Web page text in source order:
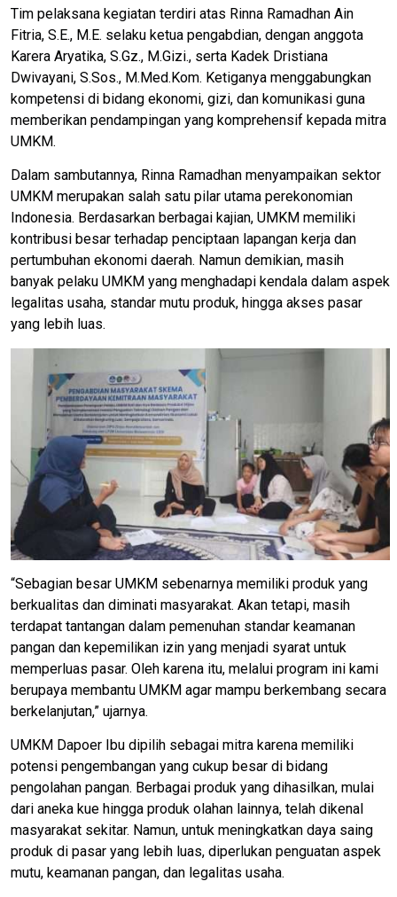
Tim pelaksana kegiatan terdiri atas Rinna Ramadhan Ain
Fitria, S.E., M.E. selaku ketua pengabdian, dengan anggota
Karera Aryatika, S.Gz., M.Gizi., serta Kadek Dristiana
Dwivayani, S.Sos., M.Med.Kom. Ketiganya menggabungkan
kompetensi di bidang ekonomi, gizi, dan komunikasi guna
memberikan pendampingan yang komprehensif kepada mitra
UMKM.
Dalam sambutannya, Rinna Ramadhan menyampaikan sektor
UMKM merupakan salah satu pilar utama perekonomian
Indonesia. Berdasarkan berbagai kajian, UMKM memiliki
kontribusi besar terhadap penciptaan lapangan kerja dan
pertumbuhan ekonomi daerah. Namun demikian, masih
banyak pelaku UMKM yang menghadapi kendala dalam aspek
legalitas usaha, standar mutu produk, hingga akses pasar
yang lebih luas.
“Sebagian besar UMKM sebenarnya memiliki produk yang
berkualitas dan diminati masyarakat. Akan tetapi, masih
terdapat tantangan dalam pemenuhan standar keamanan
pangan dan kepemilikan izin yang menjadi syarat untuk
memperluas pasar. Oleh karena itu, melalui program ini kami
berupaya membantu UMKM agar mampu berkembang secara
berkelanjutan,” ujarnya.
UMKM Dapoer Ibu dipilih sebagai mitra karena memiliki
potensi pengembangan yang cukup besar di bidang
pengolahan pangan. Berbagai produk yang dihasilkan, mulai
dari aneka kue hingga produk olahan lainnya, telah dikenal
masyarakat sekitar. Namun, untuk meningkatkan daya saing
produk di pasar yang lebih luas, diperlukan penguatan aspek
mutu, keamanan pangan, dan legalitas usaha.